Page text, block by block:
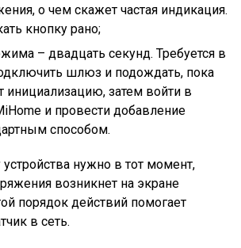
о чем скажет частая индикация.
кнопку рано;
– двадцать секунд. Требуется в
шлюз и подождать, пока
инициализацию, затем войти в
и провести добавление
способом.
устройства нужно в тот момент,
возникнет на экране
порядок действий помогает
в сеть.